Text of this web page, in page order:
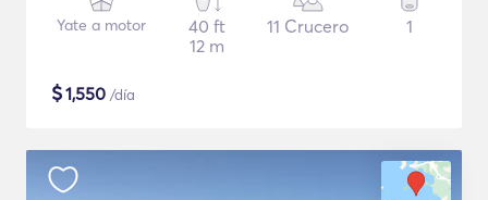
Yate a motor
40 ft
12 m
11 Crucero 1
$1,550 /día